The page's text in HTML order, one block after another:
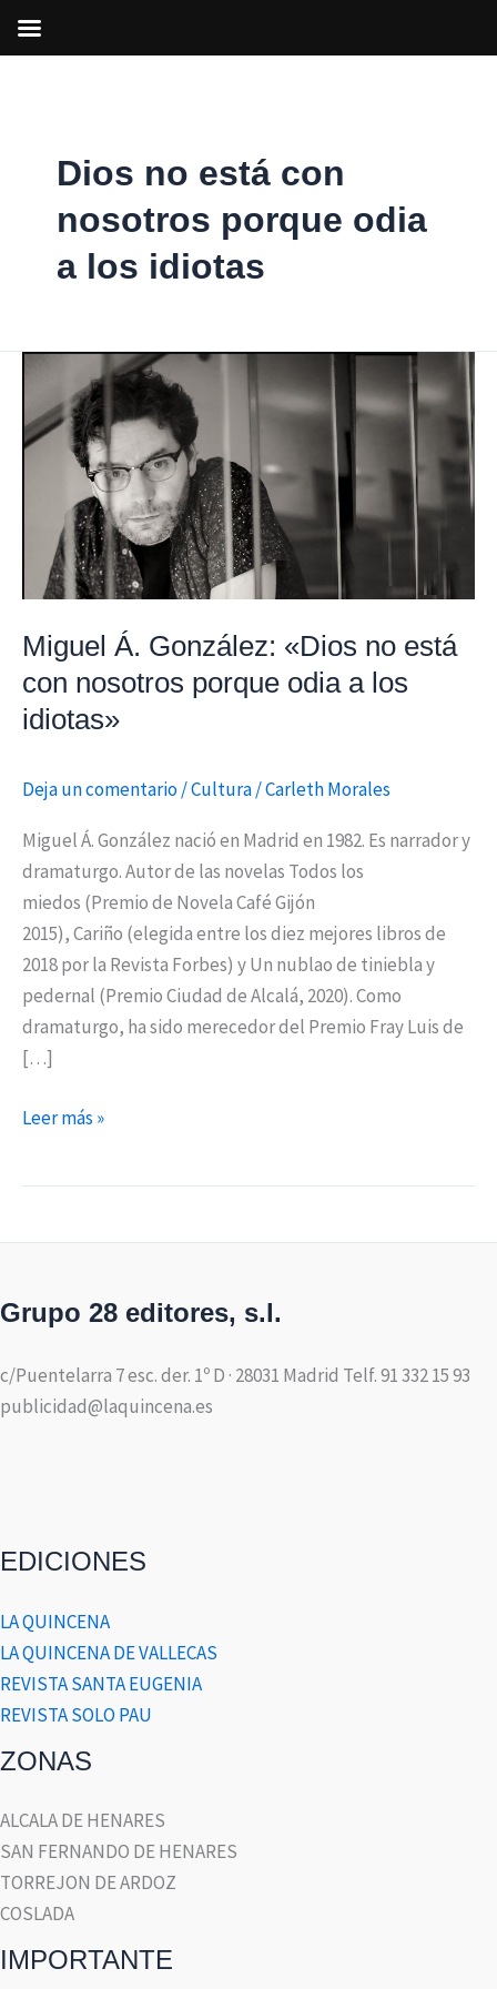
Dios no está con
nosotros porque odia
a los idiotas
Miguel Á. González: «Dios no está
con nosotros porque odia a los
idiotas»
Deja un comentario/Cultura/Carleth Morales
Miguel Á. González nació en Madrid en 1982. Es narrador y
dramaturgo. Autor de las novelas Todos los
miedos (Premio de Novela Café Gijón
2015), Cariño (elegida entre los diez mejores libros de
2018 por la Revista Forbes) y Un nublao de tiniebla y
pedernal (Premio Ciudad de Alcalá, 2020). Como
dramaturgo, ha sido merecedor del Premio Fray Luis de
[…]
Miguel
González:
nosotros
odia
a
los
Leer más »
Grupo 28 editores, s.l.
c/Puentelarra 7 esc. der. 1º D · 28031 Madrid Telf. 91 332 15 93
publicidad@laquincena.es
EDICIONES
LA QUINCENA
LA QUINCENA DE VALLECAS
REVISTA SANTA EUGENIA
REVISTA SOLO PAU
ZONAS
ALCALA DE HENARES
SAN FERNANDO DE HENARES
TORREJON DE ARDOZ
COSLADA
IMPORTANTE